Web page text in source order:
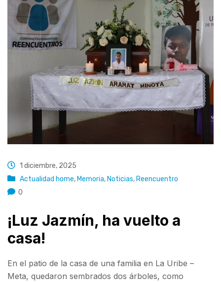
1 diciembre, 2025
Actualidad home, Memoria, Noticias, Reencuentro
0
¡Luz Jazmín, ha vuelto a
casa!
En el patio de la casa de una familia en La Uribe –
Meta, quedaron sembrados dos árboles, como